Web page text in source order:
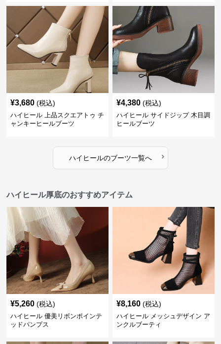
¥3,680 (税込)
ハイヒール 上品スクエアトゥ チ
ャンキーヒールブーツ
¥4,380 (税込)
ハイヒール サイドジップ 木目調
ヒールブーツ
ハイヒールのブーツ一覧へ ›
ハイヒール厚底のおすすめアイテム
¥5,260 (税込)
ハイヒール 優美リボンポインテ
ッドパンプス
¥8,160 (税込)
ハイヒール メッシュデザイン ア
ンクルブーティ